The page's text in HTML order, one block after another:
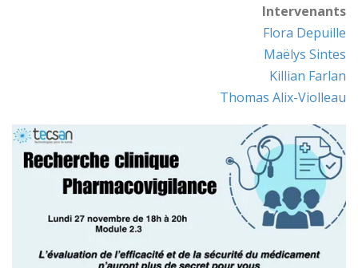
Intervenants
Flora Depuille
Maëlys Sintes
Killian Farlan
Thomas Alix-Violleau